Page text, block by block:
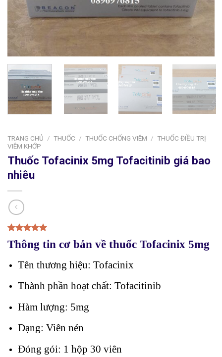
TRANG CHỦ / THUỐC / THUỐC CHỐNG VIÊM / THUỐC ĐIỀU TRỊ
VIÊM KHỚP
Thuốc Tofacinix 5mg Tofacitinib giá bao
nhiêu
5.00
trên 5
dựa trên
2
Thông tin cơ bản về thuốc Tofacinix 5mg
Tên thương hiệu: Tofacinix
Thành phần hoạt chất: Tofacitinib
Hàm lượng: 5mg
Dạng: Viên nén
Đóng gói: 1 hộp 30 viên